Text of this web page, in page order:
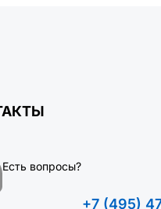
Есть вопросы?
+7 (495)